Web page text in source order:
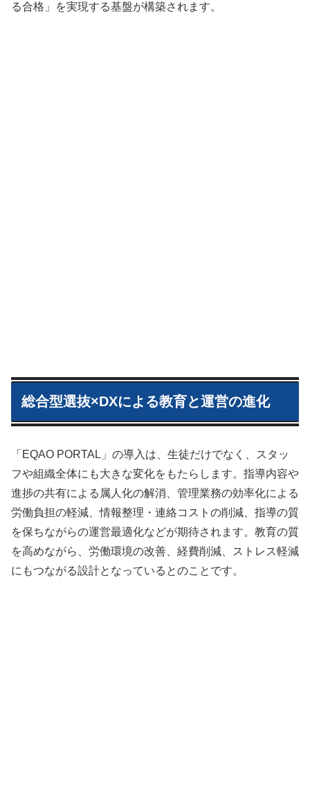
る合格」を実現する基盤が構築されます。
総合型選抜×DXによる教育と運営の進化
「EQAO PORTAL」の導入は、生徒だけでなく、スタッ
フや組織全体にも大きな変化をもたらします。指導内容や
進捗の共有による属人化の解消、管理業務の効率化による
労働負担の軽減、情報整理・連絡コストの削減、指導の質
を保ちながらの運営最適化などが期待されます。教育の質
を高めながら、労働環境の改善、経費削減、ストレス軽減
にもつながる設計となっているとのことです。